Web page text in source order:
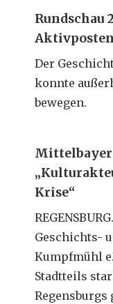
Rundschau
Der
konnte
bewegen.
Krise“
Geschichts-
Kumpfmühl
Stadtteils